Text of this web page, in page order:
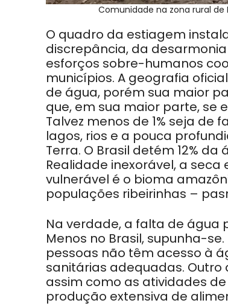
Comunidade na zona rural de
O quadro da estiagem
discrepância, da
esforços sobre-humanos
municípios. A geografia
de água, porém sua maior
que, em sua maior parte, se
Talvez menos de 1% seja
lagos, rios e a pouca
Terra. O Brasil detém 12% da
Realidade inexorável, a
vulnerável é o bioma
populações ribeirinhas –
Na verdade, a falta de água
Menos no Brasil, supunha-
pessoas não têm acesso à
sanitárias adequadas.
assim como as atividades
produção extensiva de